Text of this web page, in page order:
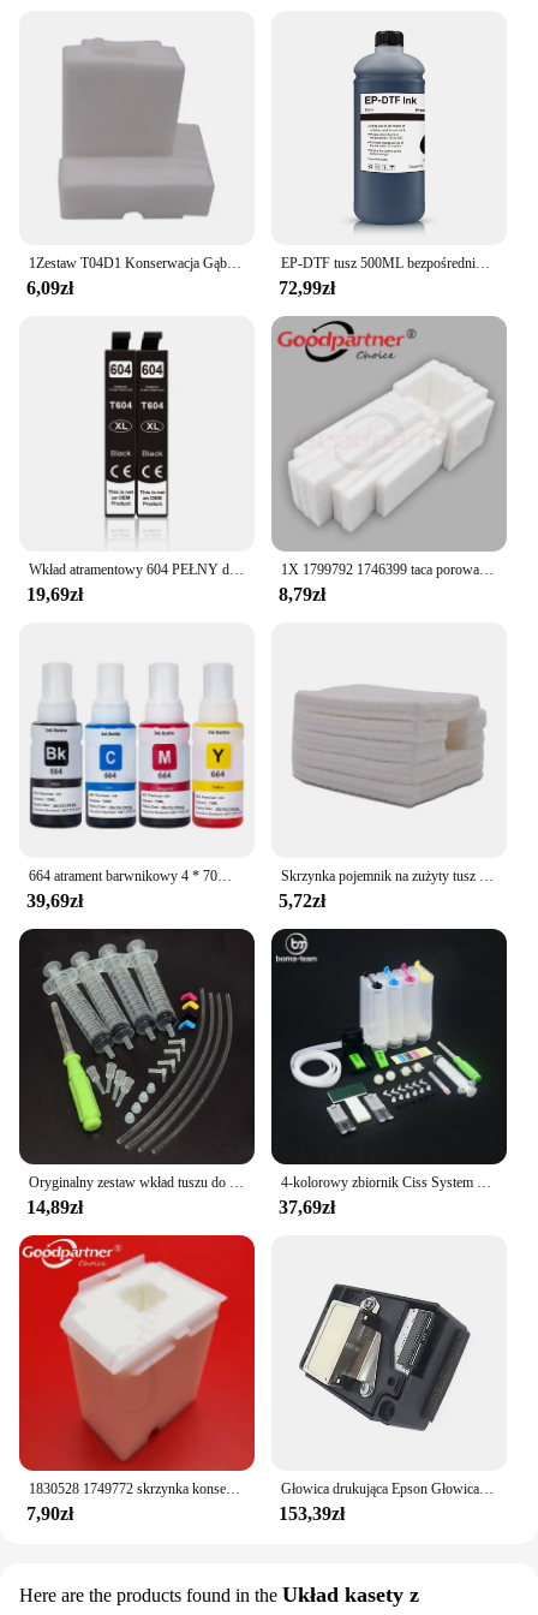
1Zestaw T04D1 Konserwacja Gąbka Waste Ink Pad Do Drukarek Epson L4260 L4261 L4263 L4265 L4266 L4267 L4268 L4269
6,09zł
EP-DTF tusz 500ML bezpośrednio do folia transferowa tusz do Epson głowica drukująca i3200 XP600 TX800 L1800 1390 L805 wszystkie druk atramentowy DTF
72,99zł
Wkład atramentowy 604 PEŁNY do kompatybilnych wkładów Epson T 604XL T604 XL XP 2200 2205 3200 3205 4200 4205 WF 2910 2930 2950 Drukarka
19,69zł
1X 1799792 1746399 taca porowata do EPSON L550 L551 L555 L565 L566 L575 L558 M100 M105 M200 M201 M205 ET4500 WF 2520 2530
8,79zł
664 atrament barwnikowy 4 * 70ML Premium atrament uzupełniający do Epson 664 T6641 T6642 T6643 T6644 L495 L550 L555 L565 L566 L575 L1300 L396
39,69zł
Skrzynka pojemnik na zużyty tusz zmywak do drukarek Epson L3100 L3100 L3110 L3160 L1110 L5190 L3150 L3156 L3166 L3158 L3165
5,72zł
Oryginalny zestaw wkład tuszu do Epson 604 604xl 603 603xl 503 503xl 502 502xl 405 405xl 407 407xl T34xl 35xl T2711 T252xl
14,89zł
4-kolorowy zbiornik Ciss System DIY z akcesoriami do drukarek atramentowych HP/CANON/EPSON/BROTHER
37,69zł
1830528 1749772 skrzynka konserwacyjna pojemnik na zużyty tusz do EPSON L3100 L3101 L3110 L3115 L3116 L3150 L3151 L3156 L3158 L3160 L3165
7,90zł
Głowica drukująca Epson Głowica drukująca do Epson F 185000 ME1100 ME70 ME650 C110 C10 C1100 T30 T33 T110 T1100 T1110 SC110 B1100 L1300
153,39zł
Here are the products found in the Układ kasety z